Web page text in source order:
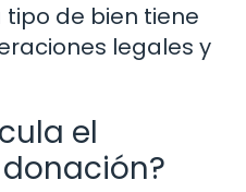
de bien tiene
legales y
el